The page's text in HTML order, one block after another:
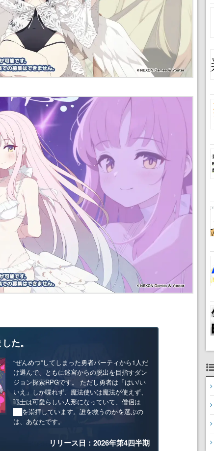
た。
“ぜんめつ”してしまった勇者パーティから1人だ
け選んで、ともに迷宮からの脱出を目指すダン
ジョン探索RPGです。 ただし勇者は「はい/い
いえ」しか喋れず、魔法使いは魔法が使えず、
戦士は可愛らしい人形になっていて、僧侶は
██を崇拝しています。誰を救うのかを選ぶの
は、あなたです。
リリース日：2026年第4四半期